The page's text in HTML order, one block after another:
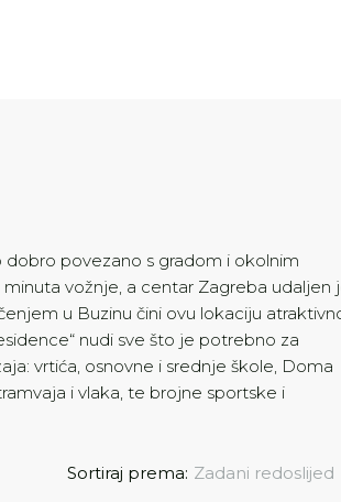
povezano s gradom i okolnim
vožnje, a centar Zagreba udaljen
u Buzinu čini ovu lokaciju
nudi sve što je potrebno za
vrtića, osnovne i srednje škole, Doma
i vlaka, te brojne sportske i
Sortiraj prema: Zadani redoslijed